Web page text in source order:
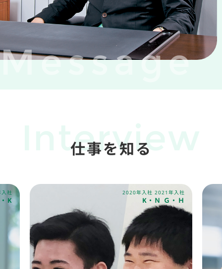
Message
Interview
仕事を知る
社
K
2020年入社 2021年入社
K・Ｎ Ｇ・Ｈ